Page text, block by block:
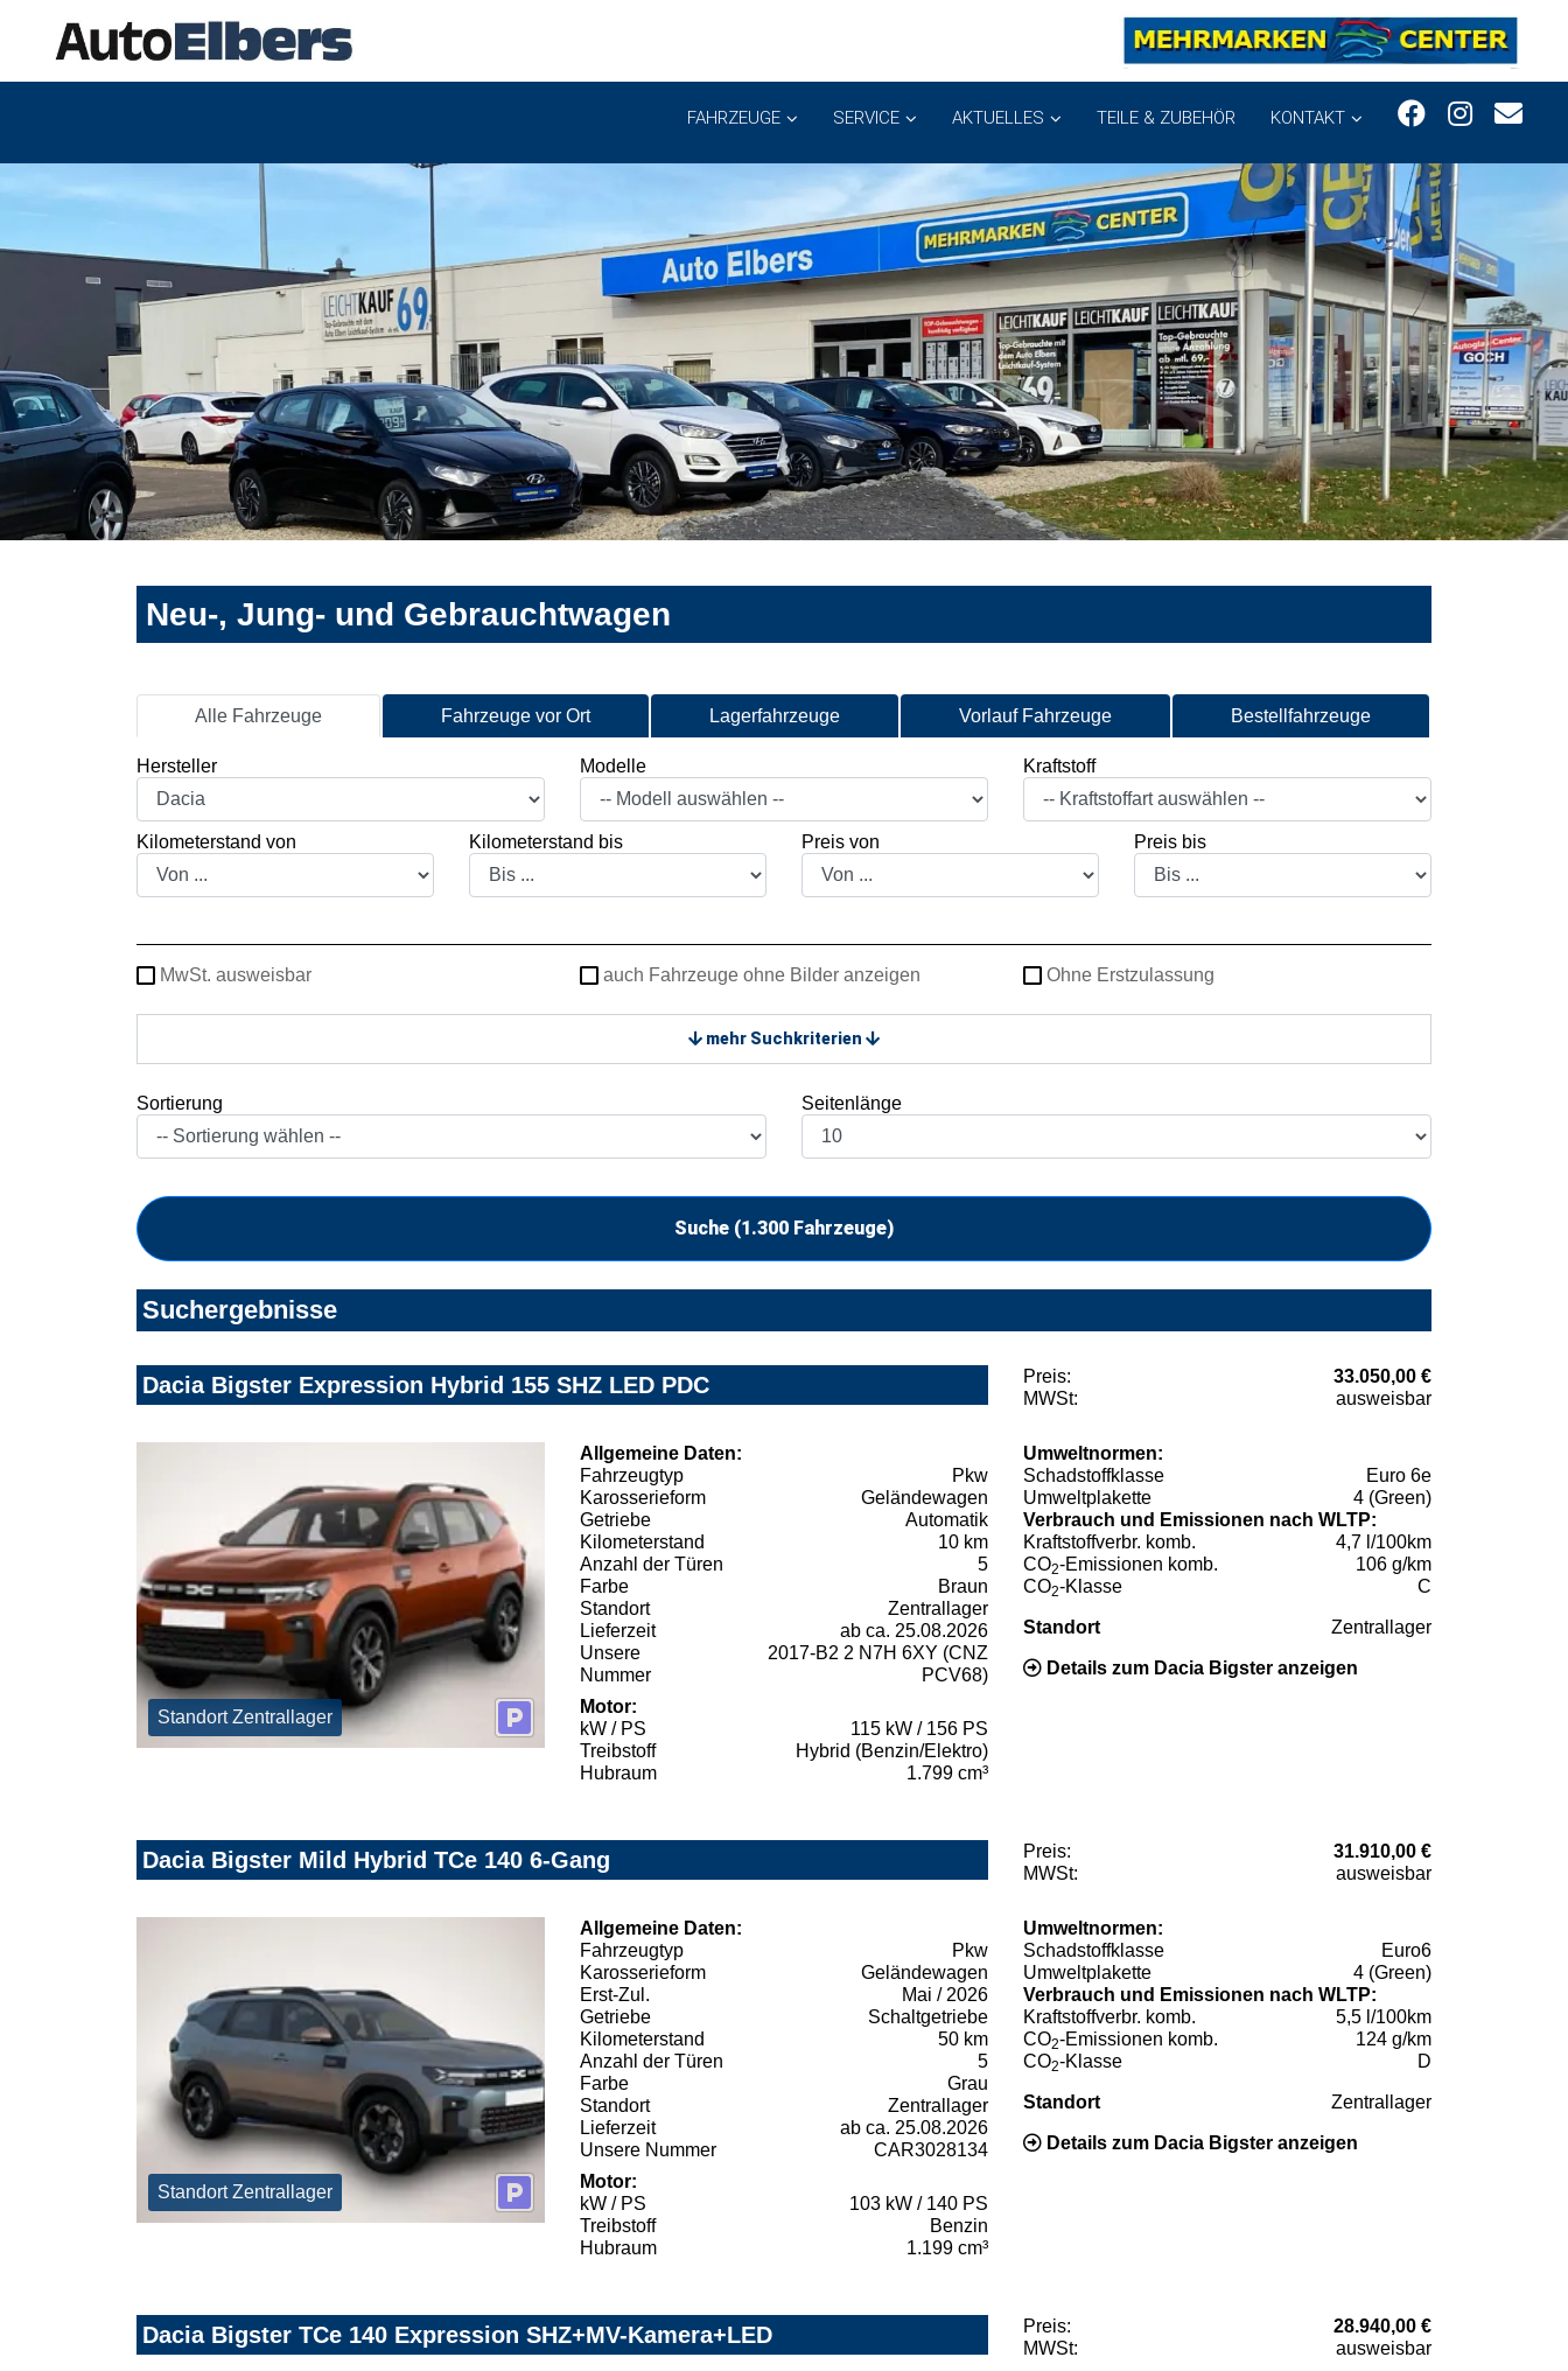
FAHRZEUGE SERVICE AKTUELLES TEILE & ZUBEHÖR KONTAKT
Neu-, Jung- und Gebrauchtwagen
Alle Fahrzeuge Fahrzeuge vor Ort Lagerfahrzeuge Vorlauf Fahrzeuge Bestellfahrzeuge
Hersteller Modelle Kraftstoff
Kilometerstand von Kilometerstand bis Preis von Preis bis
MwSt. ausweisbar auch Fahrzeuge ohne Bilder anzeigen Ohne Erstzulassung
mehr Suchkriterien
Sortierung Seitenlänge
Suche (1.300 Fahrzeuge)
Suchergebnisse
Dacia Bigster Expression Hybrid 155 SHZ LED PDC Preis:
33.050,00 €
MWSt:
ausweisbar
Standort Zentrallager
Allgemeine Daten:
Fahrzeugtyp
Pkw
Karosserieform
Geländewagen
Getriebe
Automatik
Kilometerstand
10 km
Anzahl der Türen
5
Farbe
Braun
Standort
Zentrallager
Lieferzeit
ab ca. 25.08.2026
Unsere
Nummer
2017-B2 2 N7H 6XY (CNZ
PCV68)
Motor:
kW / PS
115 kW / 156 PS
Treibstoff
Hybrid (Benzin/Elektro)
Hubraum
1.799 cm³
Umweltnormen:
Schadstoffklasse
Euro 6e
Umweltplakette
4 (Green)
Verbrauch und Emissionen nach WLTP:
Kraftstoffverbr. komb.
4,7 l/100km
CO2-Emissionen komb.
106 g/km
CO2-Klasse C
Standort Zentrallager
Details zum Dacia Bigster anzeigen
Dacia Bigster Mild Hybrid TCe 140 6-Gang Preis:
31.910,00 €
MWSt:
ausweisbar
Standort Zentrallager
Allgemeine Daten:
Fahrzeugtyp
Pkw
Karosserieform
Geländewagen
Erst-Zul.
Mai / 2026
Getriebe
Schaltgetriebe
Kilometerstand
50 km
Anzahl der Türen
5
Farbe
Grau
Standort
Zentrallager
Lieferzeit
ab ca. 25.08.2026
Unsere Nummer
CAR3028134
Motor:
kW / PS
103 kW / 140 PS
Treibstoff
Benzin
Hubraum
1.199 cm³
Umweltnormen:
Schadstoffklasse
Euro6
Umweltplakette
4 (Green)
Verbrauch und Emissionen nach WLTP:
Kraftstoffverbr. komb.
5,5 l/100km
CO2-Emissionen komb.
124 g/km
CO2-Klasse D
Standort Zentrallager
Details zum Dacia Bigster anzeigen
Dacia Bigster TCe 140 Expression SHZ+MV-Kamera+LED Preis:
28.940,00 €
MWSt:
ausweisbar